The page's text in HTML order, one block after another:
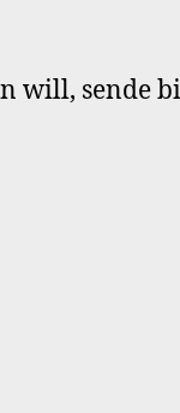
will, sende